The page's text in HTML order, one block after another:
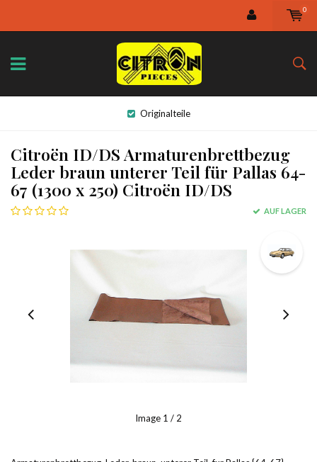
0
Originalteile
Citroën ID/DS Armaturenbrettbezug
Leder braun unterer Teil für Pallas 64-
67 (1300 x 250) Citroën ID/DS
AUF LAGER
Image 1 / 2